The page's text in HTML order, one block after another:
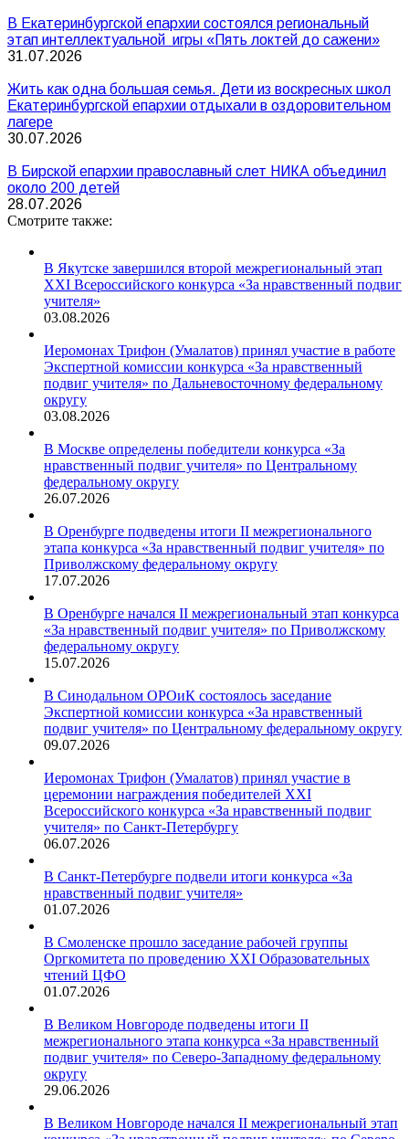
В Екатеринбургской епархии состоялся региональный
этап интеллектуальной игры «Пять локтей до сажени»
31.07.2026
Жить как одна большая семья. Дети из воскресных школ
Екатеринбургской епархии отдыхали в оздоровительном
лагере
30.07.2026
В Бирской епархии православный слет НИКА объединил
около 200 детей
28.07.2026
Смотрите также:
В Якутске завершился второй межрегиональный этап
XXI Всероссийского конкурса «За нравственный подвиг
учителя»
03.08.2026
Иеромонах Трифон (Умалатов) принял участие в работе
Экспертной комиссии конкурса «За нравственный
подвиг учителя» по Дальневосточному федеральному
округу
03.08.2026
В Москве определены победители конкурса «За
нравственный подвиг учителя» по Центральному
федеральному округу
26.07.2026
В Оренбурге подведены итоги II межрегионального
этапа конкурса «За нравственный подвиг учителя» по
Приволжскому федеральному округу
17.07.2026
В Оренбурге начался II межрегиональный этап конкурса
«За нравственный подвиг учителя» по Приволжскому
федеральному округу
15.07.2026
В Синодальном ОРОиК состоялось заседание
Экспертной комиссии конкурса «За нравственный
подвиг учителя» по Центральному федеральному округу
09.07.2026
Иеромонах Трифон (Умалатов) принял участие в
церемонии награждения победителей XXI
Всероссийского конкурса «За нравственный подвиг
учителя» по Санкт-Петербургу
06.07.2026
В Санкт-Петербурге подвели итоги конкурса «За
нравственный подвиг учителя»
01.07.2026
В Смоленске прошло заседание рабочей группы
Оргкомитета по проведению XXI Образовательных
чтений ЦФО
01.07.2026
В Великом Новгороде подведены итоги II
межрегионального этапа конкурса «За нравственный
подвиг учителя» по Северо-Западному федеральному
округу
29.06.2026
В Великом Новгороде начался II межрегиональный этап